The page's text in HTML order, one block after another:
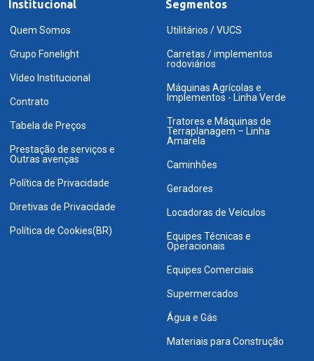
Institucional
Quem Somos
Grupo Fonelight
Vídeo Institucional
Contrato
Tabela de Preços
Prestação de serviços e
Outras avenças
Política de Privacidade
Diretivas de Privacidade
Política de Cookies(BR)
Segmentos
Utilitários / VUCS
Carretas / implementos
rodoviários
Máquinas Agrícolas e
Implementos - Linha Verde
Tratores e Máquinas de
Terraplanagem – Linha
Amarela
Caminhões
Geradores
Locadoras de Veículos
Equipes Técnicas e
Operacionais
Equipes Comerciais
Supermercados
Água e Gás
Materiais para Construção